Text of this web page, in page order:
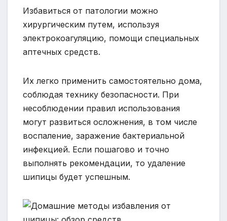
Избавиться от патологии можно
хирургическим путем, используя
электрокоагуляцию, помощи специальных
аптечных средств.
Их легко применить самостоятельно дома,
соблюдая технику безопасности. При
несоблюдении правил использования
могут развиться осложнения, в том числе
воспаление, заражение бактериальной
инфекцией. Если пошагово и точно
выполнять рекомендации, то удаление
шипицы будет успешным.